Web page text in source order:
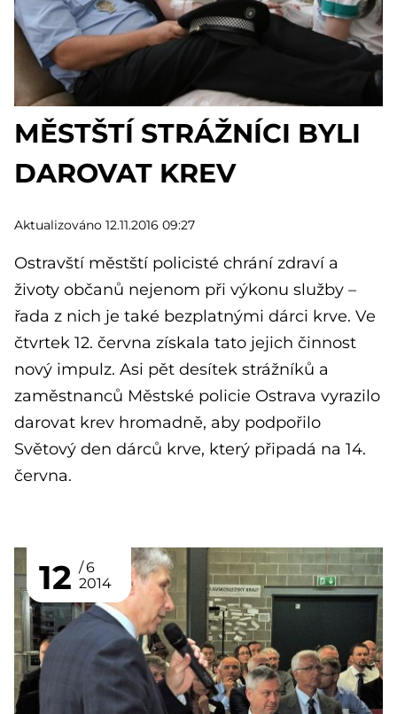
MĚSTŠTÍ STRÁŽNÍCI BYLI
DAROVAT KREV
Aktualizováno 12.11.2016 09:27
Ostravští městští policisté chrání zdraví a
životy občanů nejenom při výkonu služby –
řada z nich je také bezplatnými dárci krve. Ve
čtvrtek 12. června získala tato jejich činnost
nový impulz. Asi pět desítek strážníků a
zaměstnanců Městské policie Ostrava vyrazilo
darovat krev hromadně, aby podpořilo
Světový den dárců krve, který připadá na 14.
června.
12
6
2014